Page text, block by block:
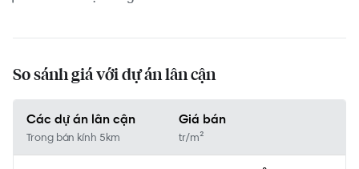
So sánh giá với dự án lân cận
Các dự án lân cận
Trong bán kính 5km
Giá bán
tr/m²